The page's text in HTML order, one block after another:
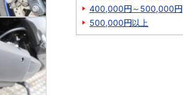
400,000円～500,000円
500,000円以上